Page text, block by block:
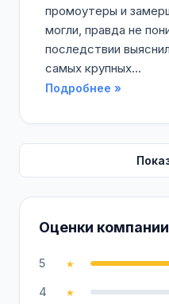
Оценки компании
5 ★
4 ★
промоутеры и
могли, правда не
последствии
самых крупных...
Подробнее »